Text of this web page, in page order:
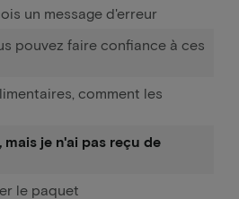
un message d'erreur
pouvez faire confiance à ces
comment les
je n'ai pas reçu de
le paquet